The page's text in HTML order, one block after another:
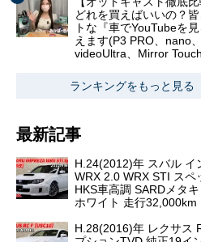
どれを買えばいいの？
トな『車でYouTubeを
えます(P3 PRO、nano
videoUltra、Mirror
ランキングをもっと見る
最新記事
H.24(2012)年 スバル イ
WRX 2.0 WRX STI スペ
HKS車高調 SARDメタ
ホワイト 走行32,000km
H.28(2016)年 レクサス